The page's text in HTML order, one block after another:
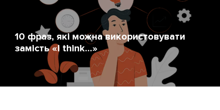
10 фраз, які можна використовувати
замість «I think...»